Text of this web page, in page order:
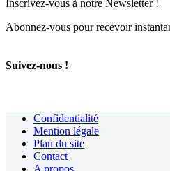
Inscrivez-vous à notre Newsletter !
Abonnez-vous pour recevoir
Suivez-nous !
Confidentialité
Mention légale
Plan du site
Contact
A propos